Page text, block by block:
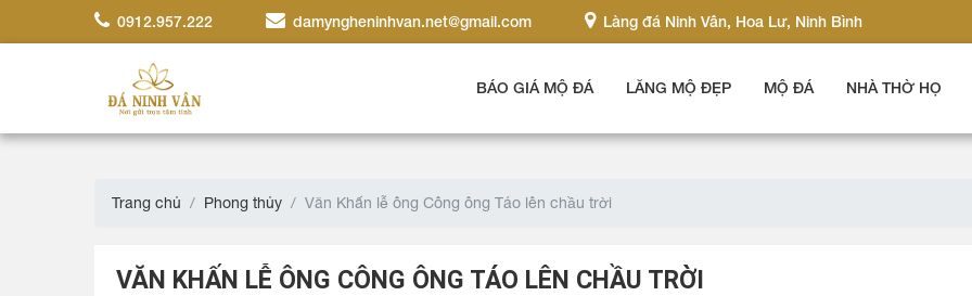
0912.957.222 damyngheninhvan.net@gmail.com Làng đá Ninh Vân, Hoa Lư, Ninh Bình
BÁO GIÁ MỘ ĐÁ LĂNG MỘ ĐẸP MỘ ĐÁ NHÀ THỜ HỌ
Trang chủ Phong thủy Văn Khấn lễ ông Công ông Táo lên chầu trời
VĂN KHẤN LỄ ÔNG CÔNG ÔNG TÁO LÊN CHẦU TRỜI